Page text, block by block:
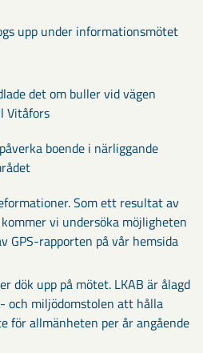
upp under informationsmötet
det om buller vid vägen
Vitåfors
boende i närliggande
Som ett resultat av
vi undersöka möjligheten
GPS-rapporten på vår hemsida
dök upp på mötet. LKAB är ålagd
miljödomstolen att hålla
för allmänheten per år angående